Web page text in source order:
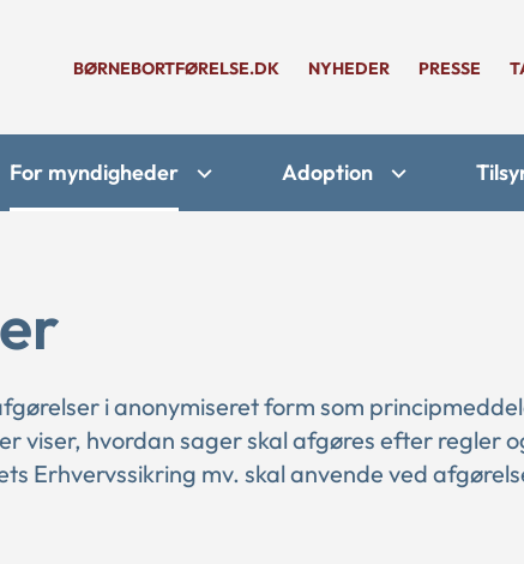
BØRNEBORTFØRELSE.DK NYHEDER PRESSE
For myndigheder Adoption
i anonymiseret form som
viser, hvordan sager skal afgøres efter regler
Erhvervssikring mv. skal anvende ved